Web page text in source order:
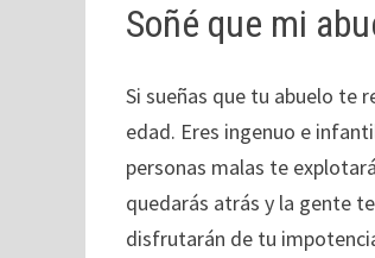
Soñé que mi
Si sueñas que tu abuelo te
edad. Eres ingenuo e
personas malas te
quedarás atrás y la gente
disfrutarán de tu